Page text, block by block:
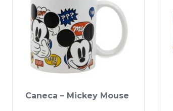
Caneca – Mickey Mouse